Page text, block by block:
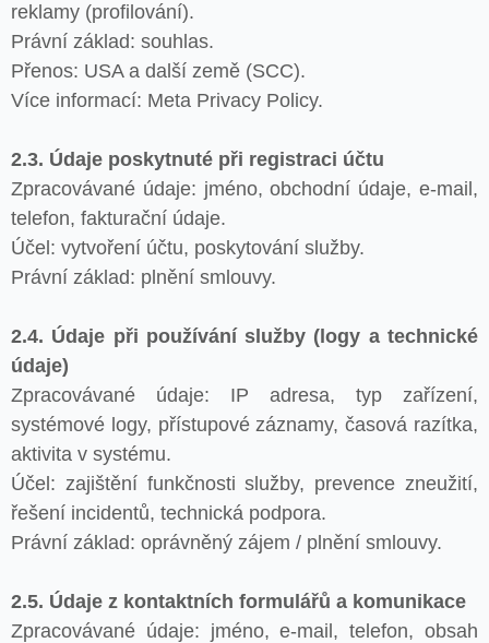
reklamy (profilování).
Právní základ: souhlas.
Přenos: USA a další země (SCC).
Více informací: Meta Privacy Policy.
2.3. Údaje poskytnuté při registraci účtu
Zpracovávané údaje: jméno, obchodní údaje, e-mail,
telefon, fakturační údaje.
Účel: vytvoření účtu, poskytování služby.
Právní základ: plnění smlouvy.
2.4. Údaje při používání služby (logy a technické
údaje)
Zpracovávané údaje: IP adresa, typ zařízení,
systémové logy, přístupové záznamy, časová razítka,
aktivita v systému.
Účel: zajištění funkčnosti služby, prevence zneužití,
řešení incidentů, technická podpora.
Právní základ: oprávněný zájem / plnění smlouvy.
2.5. Údaje z kontaktních formulářů a komunikace
Zpracovávané údaje: jméno, e-mail, telefon, obsah